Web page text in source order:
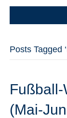
Posts Tagged
(Mai-